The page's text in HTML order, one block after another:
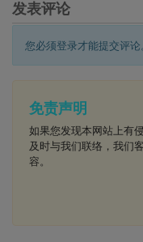
发表评论
您必须登录才能提交评论
免责声明
如果您发现本网站上有
及时与我们联络，我们
容。